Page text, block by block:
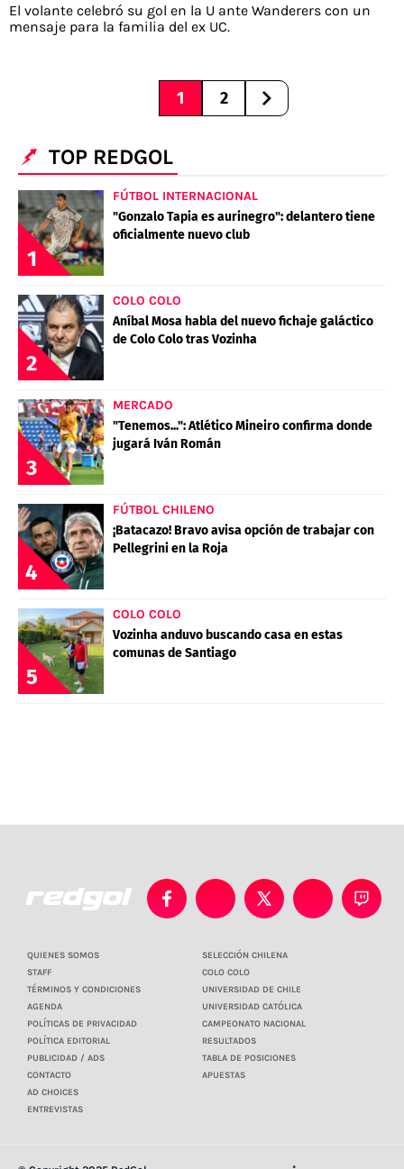
El volante celebró su gol en la U ante Wanderers con un
mensaje para la familia del ex UC.
1 2
TOP REDGOL
1
FÚTBOL INTERNACIONAL
"Gonzalo Tapia es aurinegro": delantero tiene
oficialmente nuevo club
2
COLO COLO
Aníbal Mosa habla del nuevo fichaje galáctico
de Colo Colo tras Vozinha
3
MERCADO
"Tenemos...": Atlético Mineiro confirma donde
jugará Iván Román
4
FÚTBOL CHILENO
¡Batacazo! Bravo avisa opción de trabajar con
Pellegrini en la Roja
5
COLO COLO
Vozinha anduvo buscando casa en estas
comunas de Santiago
QUIENES SOMOS
STAFF
TÉRMINOS Y CONDICIONES
AGENDA
POLÍTICAS DE PRIVACIDAD
POLÍTICA EDITORIAL
PUBLICIDAD / ADS
CONTACTO
AD CHOICES
ENTREVISTAS
SELECCIÓN CHILENA
COLO COLO
UNIVERSIDAD DE CHILE
UNIVERSIDAD CATÓLICA
CAMPEONATO NACIONAL
RESULTADOS
TABLA DE POSICIONES
APUESTAS